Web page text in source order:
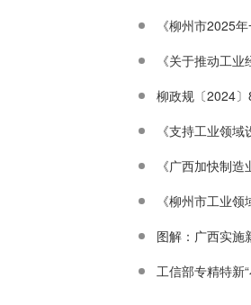
《柳州市2025
《关于推动工
《支持工业领
《广西加快制
《柳州市工业
图解：广西实施
工信部专精特新